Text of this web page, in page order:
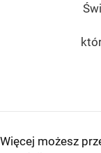
Więcej możesz